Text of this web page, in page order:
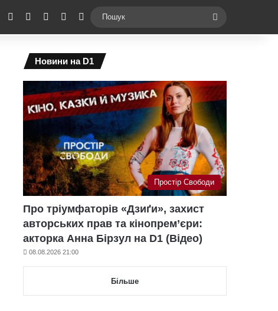
Facebook YouTubeInstagramTelegramSwitch skin
Новини на D1
Простір Свободи
Про тріумфаторів «Дзиґи», захист
авторських прав та кінопрем’єри:
акторка Анна Бірзул на D1 (Відео)
08.08.2026 21:00
Більше